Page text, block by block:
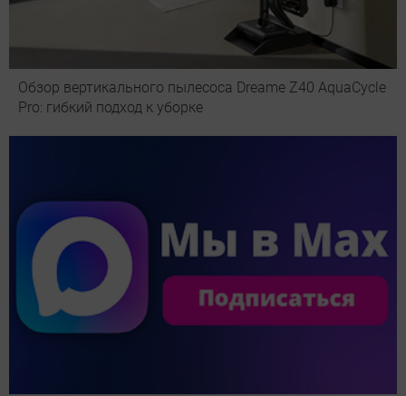
Обзор вертикального пылесоса Dreame Z40 AquaCycle
Pro: гибкий подход к уборке